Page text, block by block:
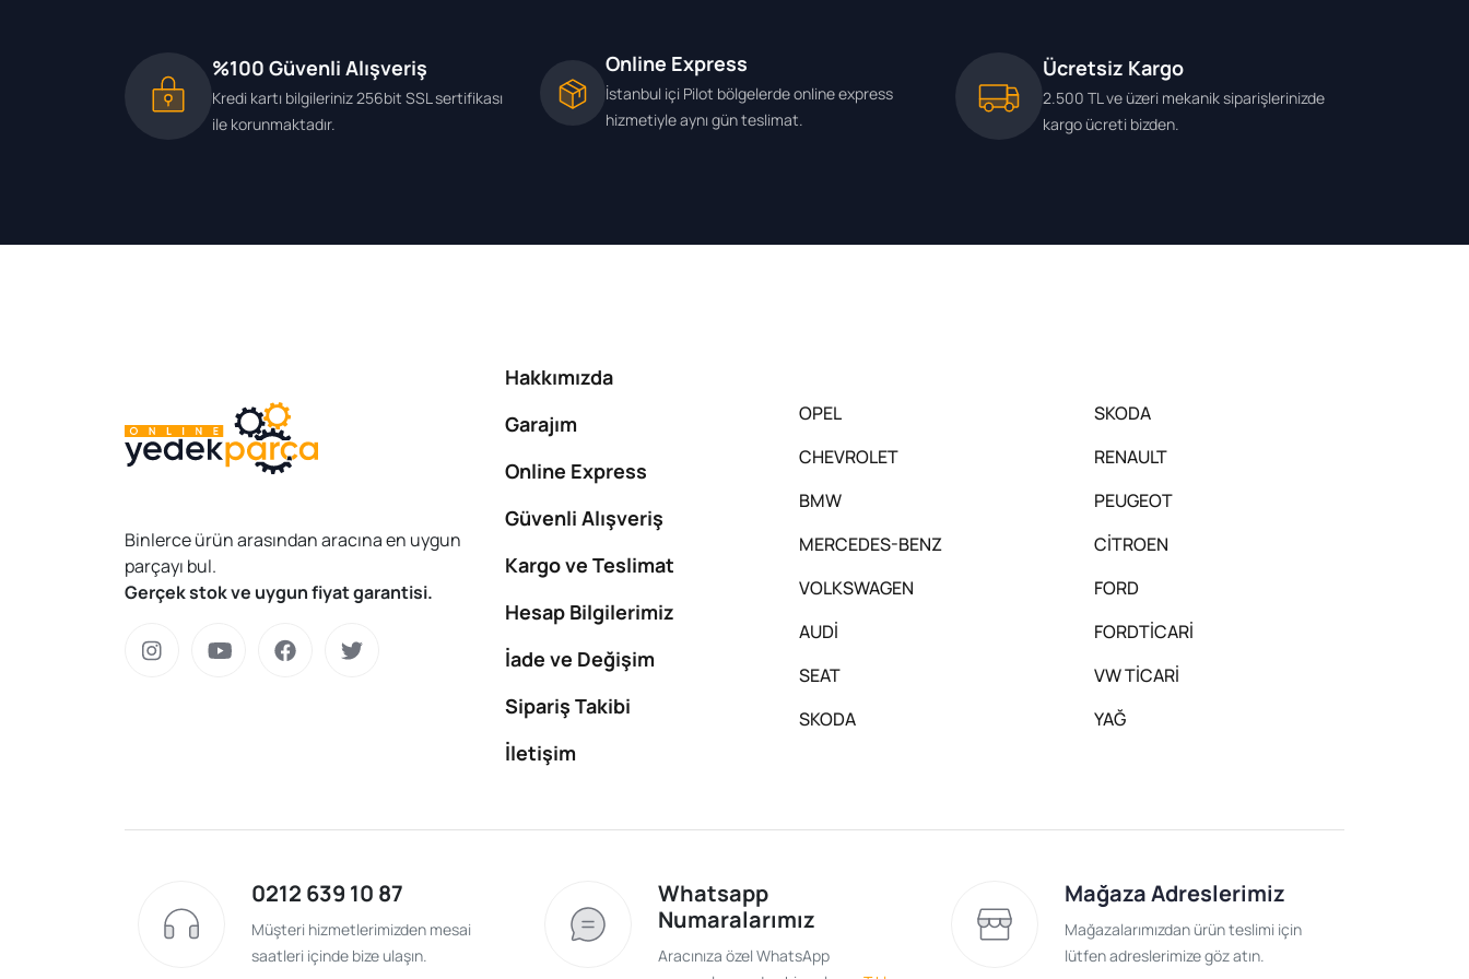
%100 Güvenli Alışveriş
Kredi kartı bilgileriniz 256bit SSL sertifikası
ile korunmaktadır.
Online Express
İstanbul içi Pilot bölgelerde online express
hizmetiyle aynı gün teslimat.
Ücretsiz Kargo
2.500 TL ve üzeri mekanik siparişlerinizde
kargo ücreti bizden.
Binlerce ürün arasından aracına en uygun
parçayı bul.
Gerçek stok ve uygun fiyat garantisi.
Hakkımızda
Garajım
Online Express
Güvenli Alışveriş
Kargo ve Teslimat
Hesap Bilgilerimiz
İade ve Değişim
Sipariş Takibi
İletişim
OPEL
CHEVROLET
BMW
MERCEDES-BENZ
VOLKSWAGEN
AUDİ
SEAT
SKODA
SKODA
RENAULT
PEUGEOT
CİTROEN
FORD
FORDTİCARİ
VW TİCARİ
YAĞ
0212 639 10 87
Müşteri hizmetlerimizden mesai
saatleri içinde bize ulaşın.
Whatsapp
Numaralarımız
Aracınıza özel WhatsApp
Mağaza Adreslerimiz
Mağazalarımızdan ürün teslimi için
lütfen adreslerimize göz atın.